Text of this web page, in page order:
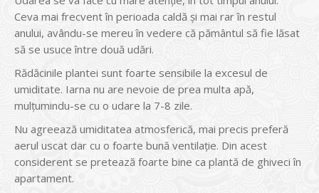
Ceva mai frecvent în perioada caldă şi mai rar în restul
anului, avându-se mereu în vedere că pământul să fie lăsat
să se usuce între două udări.
Rădăcinile plantei sunt foarte sensibile la excesul de
umiditate. Iarna nu are nevoie de prea multa apă,
mulţumindu-se cu o udare la 7-8 zile.
Nu agreează umiditatea atmosferică, mai precis preferă
aerul uscat dar cu o foarte bună ventilaţie. Din acest
considerent se pretează foarte bine ca plantă de ghiveci în
apartament.